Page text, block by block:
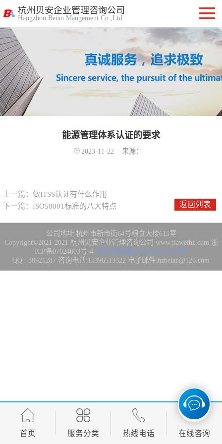
杭州贝安企业管理咨询公司
Hangzhou Beian Mangement Co.,Ltd
能源管理体系认证的要求
2023-11-22 来源：
上一篇： 做ITSS认证有什么作用
下一篇： ISO50001标准的八大特点 返回列表
公司地址:杭州市新市街64号粮食大楼615室
Copyright©2021-2021 杭州贝安企业管理咨询公司 www.jiaweihz.com 浙
ICP备07024803号-4 浙公网安备33010802014275号
QQ : 38921287 咨询电话:13396513322 电子邮件:hzbeian@126.com
首页 服务分类 热线电话 在线咨询
ISO9001质量管
理体系认证
ISO14001环境管
理体系认证
OHSAS18001职
业健康安全管理
ISO27001信息安
务标准咨询服务
计算机信息系统
集成3/4/5级
IATF16949管理